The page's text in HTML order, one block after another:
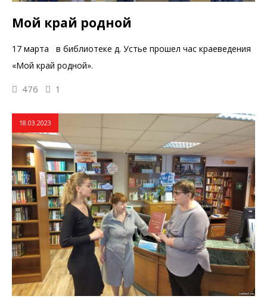
Мой край родной
17 марта в библиотеке д. Устье прошел час краеведения
«Мой край родной».
476 1
18.03.2023